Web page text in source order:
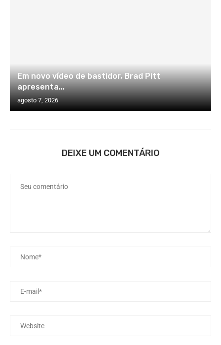
Em novo vídeo de bastidor, Brad Pitt
apresenta...
agosto 7, 2026
DEIXE UM COMENTÁRIO